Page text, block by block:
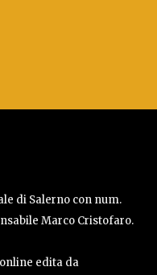
di Salerno con num.
Marco Cristofaro.
edita da